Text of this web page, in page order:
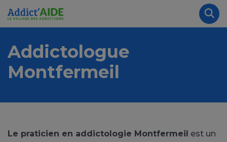
Aller au contenu principal
Addictologue
Montfermeil
Le praticien en addictologie Montfermeil est un
Panneau de gestion des cookies